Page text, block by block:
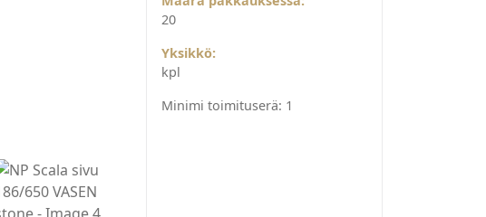
20
Yksikkö:
kpl
Minimi toimituserä: 1